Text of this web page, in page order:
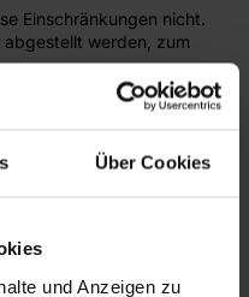
Über Cookies
und Anzeigen zu
Einschränkungen nicht.
werden, zum
geachtet
Parkplatzbügel